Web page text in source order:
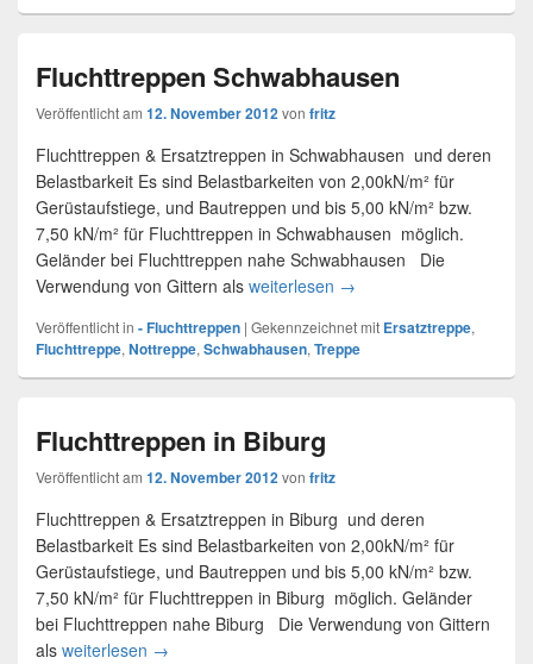
Fluchttreppen Schwabhausen
Veröffentlicht am 12. November 2012von fritz
Fluchttreppen & Ersatztreppen in Schwabhausen und deren
Belastbarkeit Es sind Belastbarkeiten von 2,00kN/m² für
Gerüstaufstiege, und Bautreppen und bis 5,00 kN/m² bzw.
7,50 kN/m² für Fluchttreppen in Schwabhausen möglich.
Geländer bei Fluchttreppen nahe Schwabhausen Die
Verwendung von Gittern als weiterlesen Fluchttreppen
→
Veröffentlicht in - Fluchttreppen | Gekennzeichnet mit Ersatztreppe,
Fluchttreppe, Nottreppe, Schwabhausen, Treppe
Fluchttreppen in Biburg
Veröffentlicht am 12. November 2012von fritz
Fluchttreppen & Ersatztreppen in Biburg und deren
Belastbarkeit Es sind Belastbarkeiten von 2,00kN/m² für
Gerüstaufstiege, und Bautreppen und bis 5,00 kN/m² bzw.
7,50 kN/m² für Fluchttreppen in Biburg möglich. Geländer
bei Fluchttreppen nahe Biburg Die Verwendung von Gittern
als weiterlesen Fluchttreppen in Biburg
→